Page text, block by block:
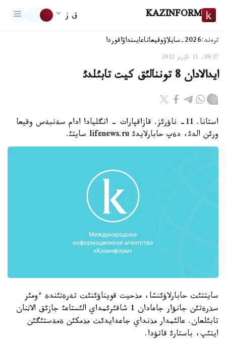
KAZINFORM ق ز
ترەند:2026-سايلاۋ وقيعاتاعايىنداۋاقوردا
09:27, 11 ناۋرىز 2012
ايدالادان 8 توننالئق كيت تابئلدئ
استانا. 11- ناؤرئز. قازاقپارات - انگليادا ادام سةنبةس وقيعا
ورئن الدئ، دةپ حابارلايدئ lifenews.ru سايتئ.
سايتتئث حابارلاؤئنشا، مذحيت قويناؤئنئث تةرةثئندة ءومئر
سذرةتئن جانؤار جاعادان 1 شاقئرئمداي الئستاعئ جازئق الاثنان
تابئلعان. عالئمدار مذنداي جاعدايدئث مذمكئن ةمةستئگئن
ايتئپ، باستارئ قاتؤدا.